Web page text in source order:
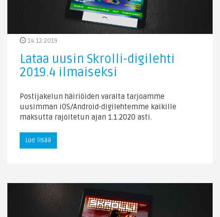
14.12.2019
Lataa uusin Skrolli-digilehti
2019.4 ilmaiseksi
Postijakelun häiriöiden varalta tarjoamme
uusimman iOS/Android-digilehtemme kaikille
maksutta rajoitetun ajan 1.1.2020 asti.
Lue lisää